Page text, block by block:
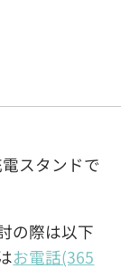
スタンドで
の際は以下
お電話(365